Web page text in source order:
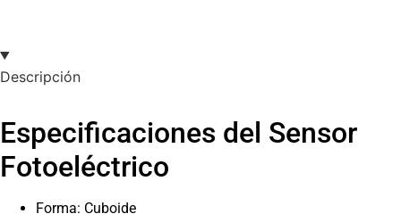
Descripción
Especificaciones del Sensor
Fotoeléctrico
Forma: Cuboide